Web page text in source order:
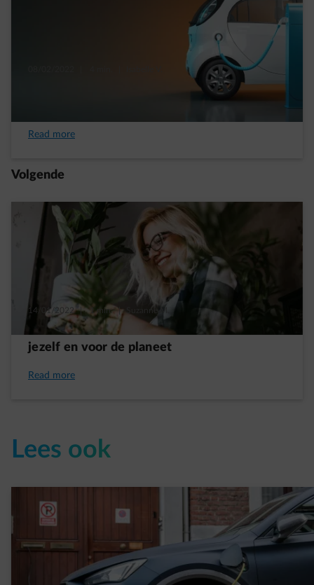
Hoe met een gerust hart je elektrische auto
Read more
Volgende
14/01/2022 | 1 min. | Suzanne M.
4 eenvoudige en goede voornemens voor
jezelf en voor de planeet
Read more
Lees ook